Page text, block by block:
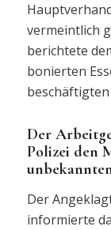
vermeintlich
berichtete
bonierten
Der
Polizei den
Der
informierte